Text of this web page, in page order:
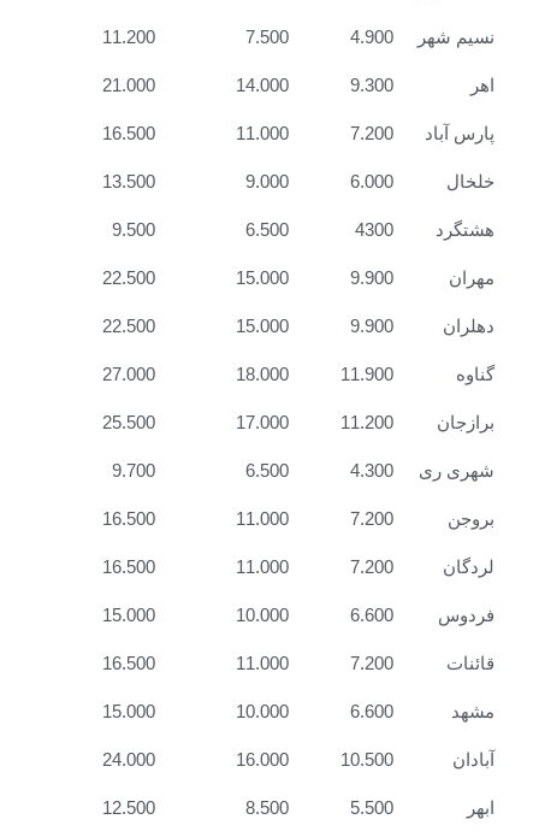
نسیم شهر 4.900
7.500
11.200
اهر 9.300
14.000
21.000
پارس آباد 7.200
11.000
16.500
خلخال 6.000
9.000
13.500
هشتگرد 4300
6.500
9.500
مهران 9.900
15.000
22.500
دهلران 9.900
15.000
22.500
گناوه 11.900
18.000
27.000
برازجان 11.200
17.000
25.500
شهری ری 4.300
6.500
9.700
بروجن 7.200
11.000
16.500
لردگان 7.200
11.000
16.500
فردوس 6.600
10.000
15.000
قائنات 7.200
11.000
16.500
مشهد 6.600
10.000
15.000
آبادان 10.500
16.000
24.000
ابهر 5.500
8.500
12.500